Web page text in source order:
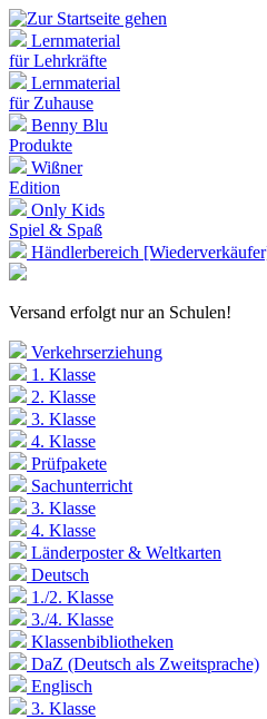
Lernmaterial
für Lehrkräfte
Lernmaterial
für Zuhause
Benny Blu
Produkte
Wißner
Edition
Only Kids
Spiel & Spaß
Händlerbereich
Versand erfolgt nur an Schulen!
Verkehrserziehung
1. Klasse
2. Klasse
3. Klasse
4. Klasse
Prüfpakete
Sachunterricht
3. Klasse
4. Klasse
Länderposter & Weltkarten
Deutsch
1./2. Klasse
3./4. Klasse
Klassenbibliotheken
DaZ (Deutsch als Zweitsprache)
Englisch
3. Klasse